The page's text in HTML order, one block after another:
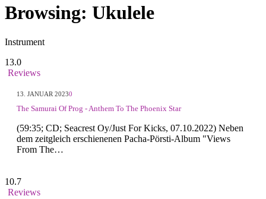
Browsing: Ukulele
Instrument
13.0
Reviews
13. JANUAR 20230
The Samurai Of Prog - Anthem To The Phoenix Star
(59:35; CD; Seacrest Oy/Just For Kicks, 07.10.2022) Neben
dem zeitgleich erschienenen Pacha-Pörsti-Album "Views
From The…
10.7
Reviews